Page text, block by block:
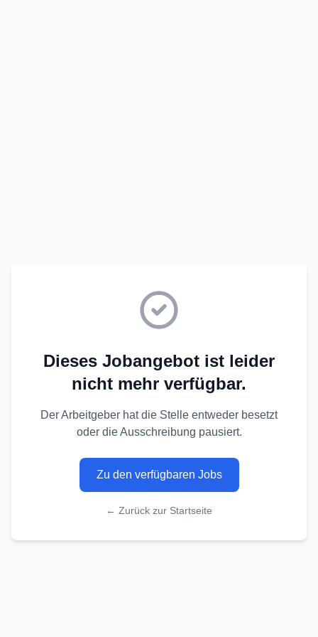
Dieses Jobangebot ist leider
nicht mehr verfügbar.
Der Arbeitgeber hat die Stelle entweder besetzt
oder die Ausschreibung pausiert.
Zu den verfügbaren Jobs
← Zurück zur Startseite